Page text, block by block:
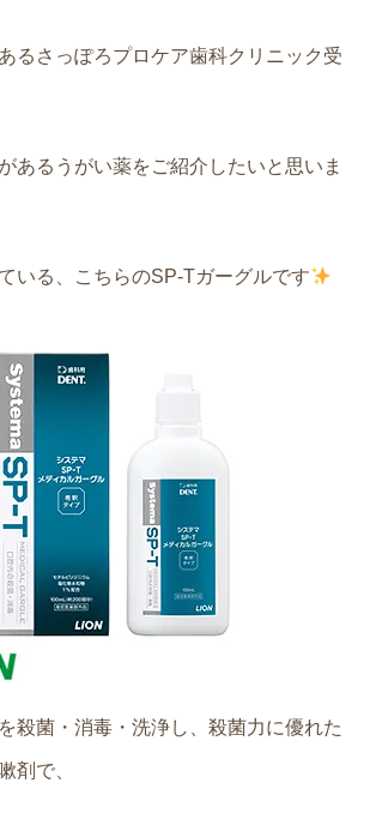
るさっぽろプロケア歯科クリニック受
あるうがい薬をご紹介したいと思いま
いる、こちらのSP-Tガーグルです
殺菌・消毒・洗浄し、殺菌力に優れた
剤で、